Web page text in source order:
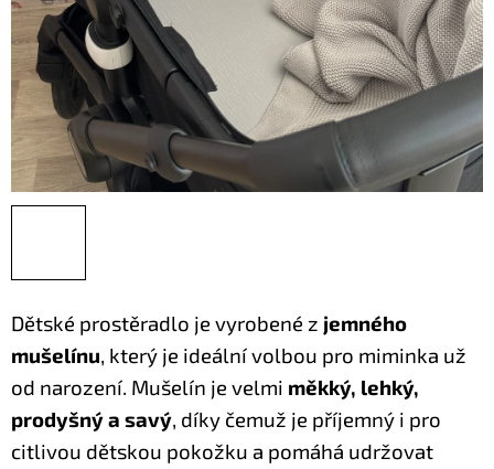
Dětské prostěradlo je vyrobené z jemného
mušelínu, který je ideální volbou pro miminka už
od narození. Mušelín je velmi měkký, lehký,
prodyšný a savý, díky čemuž je příjemný i pro
citlivou dětskou pokožku a pomáhá udržovat